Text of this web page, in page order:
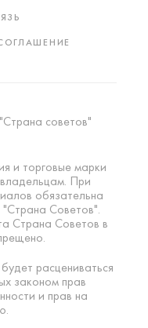
советов"
и торговые марки
При
обязательна
Советов".
Страна Советов в
расцениваться
законом прав
и прав на